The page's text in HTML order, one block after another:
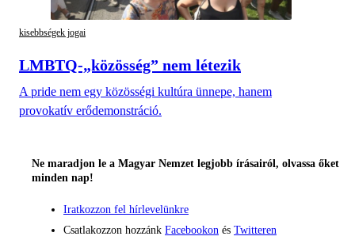
kisebbségek jogai
LMBTQ-„közösség” nem létezik
A pride nem egy közösségi kultúra ünnepe, hanem
provokatív erődemonstráció.
Ne maradjon le a Magyar Nemzet legjobb írásairól, olvassa őket
minden nap!
Iratkozzon fel hírlevelünkre
Csatlakozzon hozzánk Facebookon és Twitteren